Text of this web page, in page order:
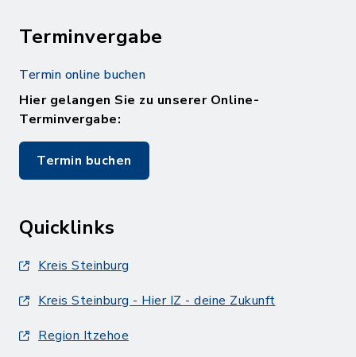
Terminvergabe
Termin online buchen
Hier gelangen Sie zu unserer Online-
Terminvergabe:
Termin buchen
Quicklinks
Kreis Steinburg
Kreis Steinburg - Hier IZ - deine Zukunft
Region Itzehoe